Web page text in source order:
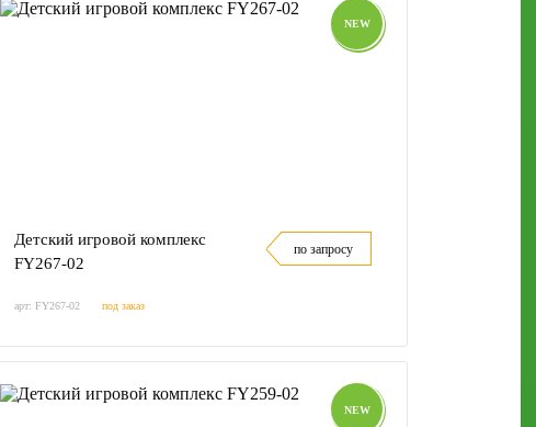
NEW
Детский игровой комплекс
FY267-02
по запросу
арт: FY267-02 под заказ
NEW